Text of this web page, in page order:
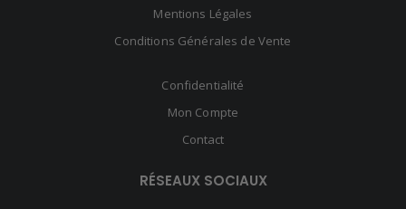
Mentions Légales
Conditions Générales de Vente
Confidentialité
Mon Compte
Contact
RÉSEAUX SOCIAUX